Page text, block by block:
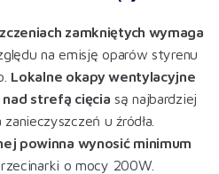
zamkniętych wymaga
na emisję oparów styrenu
Lokalne okapy wentylacyjne
strefą cięcia są najbardziej
u źródła.
powinna wynosić minimum
o mocy 200W